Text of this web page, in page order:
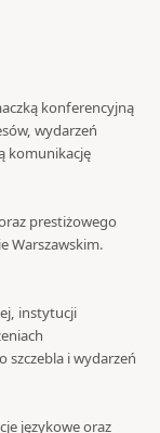
konferencyjną
wydarzeń
komunikację
prestiżowego
Warszawskim.
instytucji
i wydarzeń
językowe oraz